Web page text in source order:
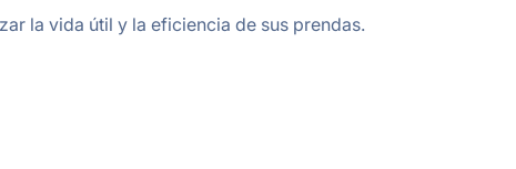
la vida útil y la eficiencia de sus prendas.